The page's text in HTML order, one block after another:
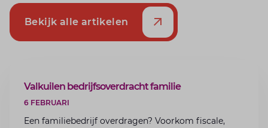
Bekijk alle artikelen
ARTIKEL
Valkuilen bedrijfsoverdracht familie
6 FEBRUARI
Een familiebedrijf overdragen? Voorkom fiscale,